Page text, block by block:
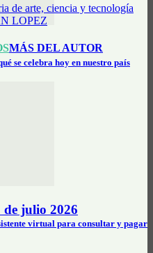
se celebra hoy en nuestro país
virtual para consultar y pagar
de arte, ciencia y tecnología
LOPEZ
MÁS DEL AUTOR
de julio 2026